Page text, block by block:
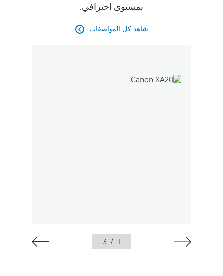
بمستوى احترافي.
شاهد كل المواصفات 
1
/
3